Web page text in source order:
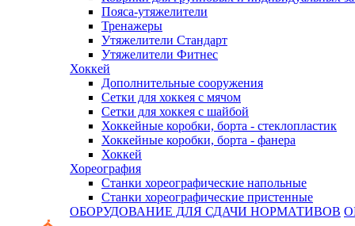
Пояса-утяжелители
Тренажеры
Утяжелители Стандарт
Утяжелители Фитнес
Хоккей
Дополнительные сооружения
Сетки для хоккея с мячом
Сетки для хоккея с шайбой
Хоккейные коробки, борта - стеклопластик
Хоккейные коробки, борта - фанера
Хоккей
Хореография
Станки хореографические напольные
Станки хореографические пристенные
ОБОРУДОВАНИЕ ДЛЯ СДАЧИ НОРМАТИВОВ